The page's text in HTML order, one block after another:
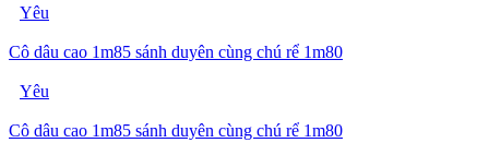
Yêu
Cô dâu cao 1m85 sánh duyên cùng chú rể 1m80
Yêu
Cô dâu cao 1m85 sánh duyên cùng chú rể 1m80